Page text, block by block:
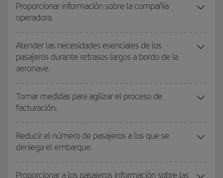
Proporcionar información sobre la compañía
operadora.
Atender las necesidades esenciales de los
pasajeros durante retrasos largos a bordo de la
aeronave.
Tomar medidas para agilizar el proceso de
facturación.
Reducir el número de pasajeros a los que se
deniega el embarque.
Proporcionar a los pasajeros información sobre las